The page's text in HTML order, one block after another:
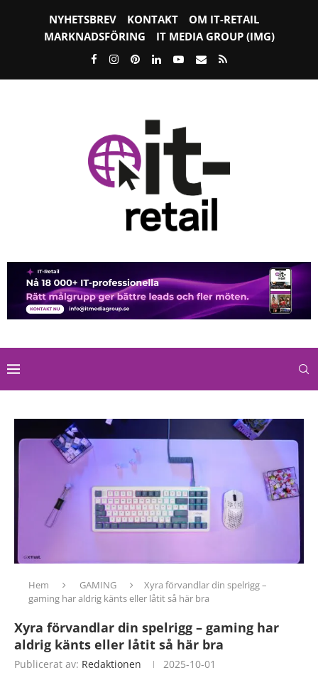
NYHETSBREV KONTAKT
OM IT-RETAIL
MARKNADSFÖRING
IT MEDIA GROUP (IMG)
Hem GAMING
Xyra förvandlar din spelrigg –
gaming har aldrig känts eller låtit så här bra
Xyra förvandlar din spelrigg – gaming har
aldrig känts eller låtit så här bra
Publicerat av: Redaktionen 2025-10-01